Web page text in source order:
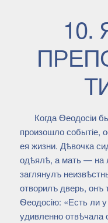
10.
Когда Ѳеодосіи
произошло событіе,
ея жизни. Дѣвочка
одѣялѣ, а мать — на
заглянулъ
отворилъ дверь,
Ѳеодосію: «Есть ли
удивленно отвѣчала